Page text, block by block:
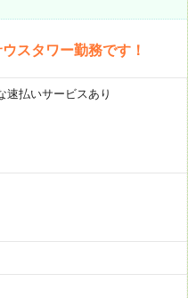
スタワー勤務です！
払いサービスあり